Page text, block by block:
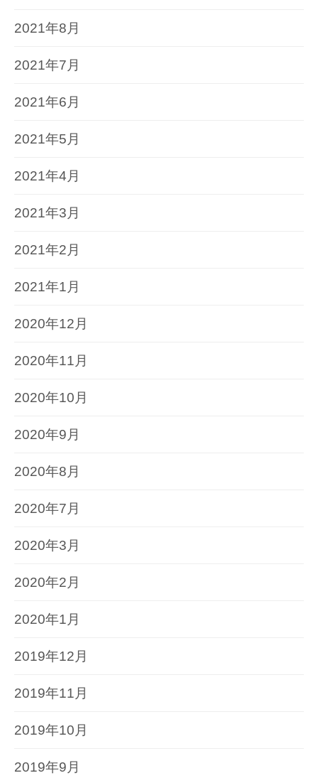
2021年8月
2021年7月
2021年6月
2021年5月
2021年4月
2021年3月
2021年2月
2021年1月
2020年12月
2020年11月
2020年10月
2020年9月
2020年8月
2020年7月
2020年3月
2020年2月
2020年1月
2019年12月
2019年11月
2019年10月
2019年9月